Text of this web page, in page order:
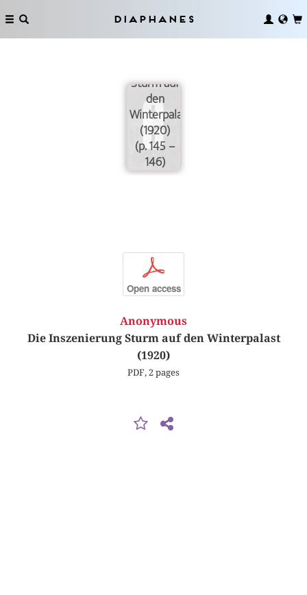
Diaphanes
Sturm auf
den
Winterpalast
(1920)
(p. 145 –
146)
p
Open access
Anonymous
Die Inszenierung Sturm auf den Winterpalast
(1920)
PDF, 2 pages